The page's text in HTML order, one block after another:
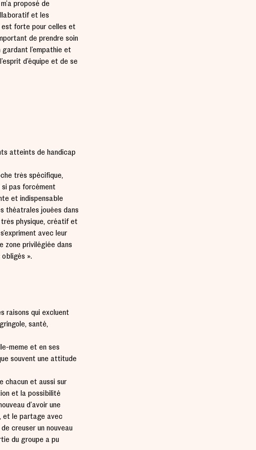
proposé de
et les
est forte pour celles et
de prendre soin
l’empathie et
d’équipe et de se
atteints de handicap
très spécifique,
pas forcément
et indispensable
théâtrales jouées dans
très physique, créatif et
avec leur
zone privilégiée dans
obligés ».
raisons qui excluent
santé,
même et en ses
souvent une attitude
chacun et aussi sur
et la possibilité
d’avoir une
et le partage avec
creuser un nouveau
du groupe a pu